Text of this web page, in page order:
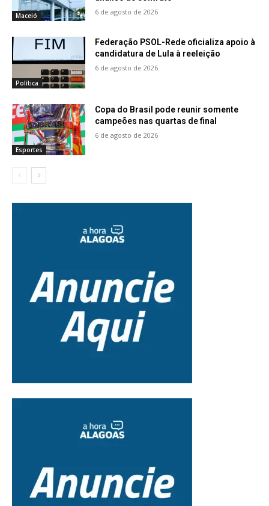
Maceió 6 de agosto de 2026
Política
Federação PSOL-Rede oficializa apoio à
candidatura de Lula à reeleição
6 de agosto de 2026
Esportes
Copa do Brasil pode reunir somente
campeões nas quartas de final
6 de agosto de 2026